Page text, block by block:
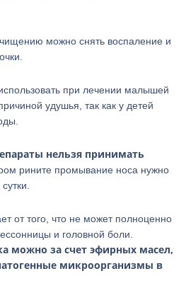
можно снять воспаление и
при лечении малышей
удушья, так как у детей
нельзя принимать
рините промывание носа нужно
от того, что не может полноценно
и головной боли.
можно за счет эфирных масел,
микроорганизмы в